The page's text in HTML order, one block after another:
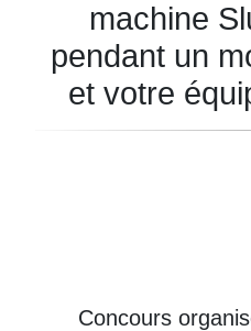
machine
pendant un
et votre
Concours
notre
infolettre
recevez